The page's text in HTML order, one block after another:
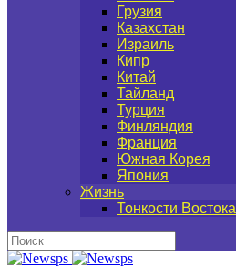
Грузия
Казахстан
Израиль
Кипр
Китай
Тайланд
Турция
Финляндия
Франция
Южная Корея
Япония
Жизнь
Тонкости Востока